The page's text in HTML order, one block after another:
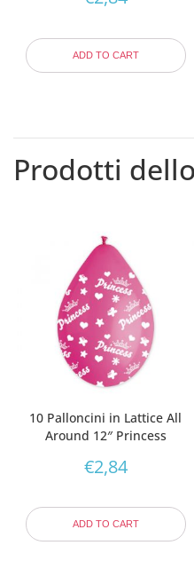
ADD TO CART
Prodotti
10 Palloncini in Lattice All
Around 12″ Princess
€2,84
ADD TO CART